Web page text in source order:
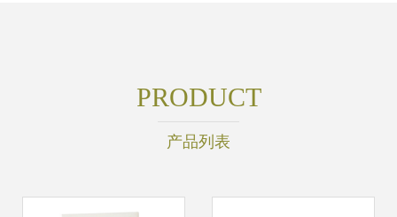
PRODUCT
产品列表